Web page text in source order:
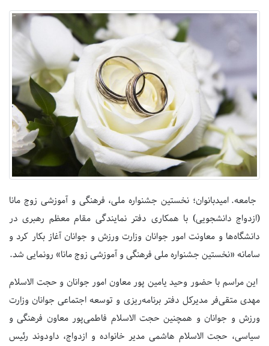
جامعه. امیدبانوان؛ نخستین جشنواره ملی، فرهنگی و آموزشی زوج مانا
(ازدواج دانشجویی) با همکاری دفتر نمایندگی مقام معظم رهبری در
دانشگاه‌ها و معاونت امور جوانان وزارت ورزش و جوانان آغاز بکار کرد و
سامانه «نخستین جشنواره ملی فرهنگی و آموزشی زوج مانا» رونمایی شد.
این مراسم با حضور وحید یامین پور معاون امور جوانان و حجت الاسلام
مهدی متقی‌فر مدیرکل دفتر برنامه‌ریزی و توسعه اجتماعی جوانان وزارت
ورزش و جوانان و همچنین حجت الاسلام فاطمی‌پور معاون فرهنگی و
سیاسی، حجت الاسلام هاشمی مدیر خانواده و ازدواج، داودوند رئیس